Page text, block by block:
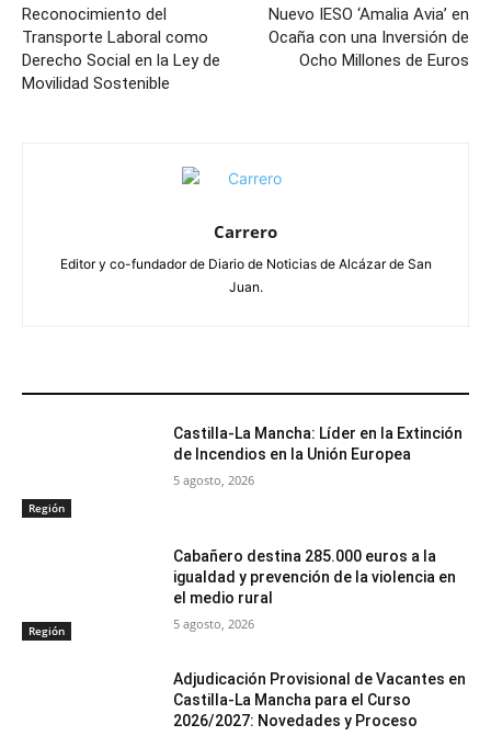
Reconocimiento del
Transporte Laboral como
Derecho Social en la Ley de
Movilidad Sostenible
Nuevo IESO ‘Amalia Avia’ en
Ocaña con una Inversión de
Ocho Millones de Euros
Carrero
Editor y co-fundador de Diario de Noticias de Alcázar de San
Juan.
Región
Castilla-La Mancha: Líder en la Extinción
de Incendios en la Unión Europea
5 agosto, 2026
Región
Cabañero destina 285.000 euros a la
igualdad y prevención de la violencia en
el medio rural
5 agosto, 2026
Adjudicación Provisional de Vacantes en
Castilla-La Mancha para el Curso
2026/2027: Novedades y Proceso